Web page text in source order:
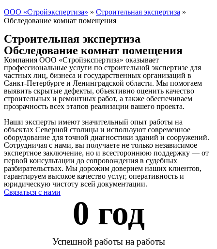
ООО «Стройэкспертиза» » Строительная экспертиза »
Обследование комнат помещения
Строительная экспертиза
Обследование комнат помещения
Компания ООО «Стройэкспертиза» оказывает
профессиональные услуги по строительной экспертизе для
частных лиц, бизнеса и государственных организаций в
Санкт-Петербурге и Ленинградской области. Мы помогаем
выявить скрытые дефекты, объективно оценить качество
строительных и ремонтных работ, а также обеспечиваем
прозрачность всех этапов реализации вашего проекта.
Наши эксперты имеют значительный опыт работы на
объектах Северной столицы и используют современное
оборудование для точной диагностики зданий и сооружений.
Сотрудничая с нами, вы получаете не только независимое
экспертное заключение, но и всестороннюю поддержку — от
первой консультации до сопровождения в судебных
разбирательствах. Мы дорожим доверием наших клиентов,
гарантируем высокое качество услуг, оперативность и
юридическую чистоту всей документации.
Связаться с нами
0 год
Успешной работы на работы